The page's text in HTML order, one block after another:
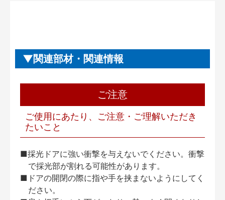
関連部材・関連情報
ご注意
ご使用にあたり、ご注意・ご理解いただき
たいこと
■採光ドアに強い衝撃を与えないでください。衝撃
で採光部が割れる可能性があります。
■ドアの開閉の際に指や手を挟まないようにしてく
ださい。